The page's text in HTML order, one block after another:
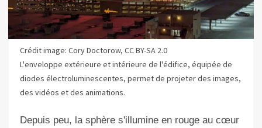
Crédit image: Cory Doctorow, CC BY-SA 2.0
L'enveloppe extérieure et intérieure de l'édifice, équipée de
diodes électroluminescentes, permet de projeter des images,
des vidéos et des animations.
Depuis peu, la sphère s'illumine en rouge au cœur